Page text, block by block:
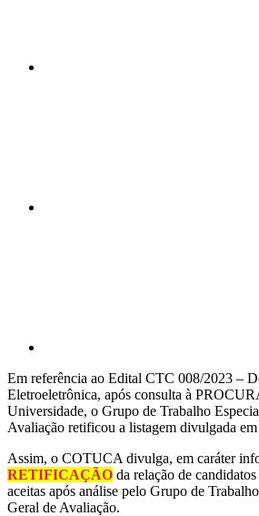
Em referência ao Edital CTC 008/2023 –
Eletroeletrônica, após consulta à
Universidade, o Grupo de Trabalho
Avaliação retificou a listagem divulgada
Assim, o COTUCA divulga, em caráter
RETIFICAÇÃO da relação de
aceitas após análise pelo Grupo de
Geral de Avaliação.